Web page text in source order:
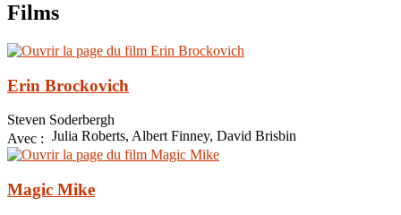
Films
Erin Brockovich
Steven Soderbergh
Avec : Julia Roberts, Albert Finney, David Brisbin
Magic Mike